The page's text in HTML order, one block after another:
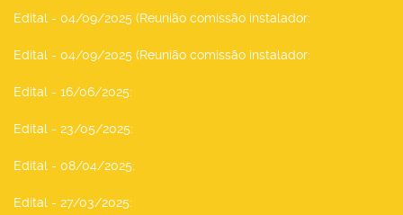
Edital - 04/09/2025 (Reunião comissão instalador:
Edital - 04/09/2025 (Reunião comissão instalador:
Edital - 16/06/2025:
Edital - 23/05/2025:
Edital - 08/04/2025:
Edital - 27/03/2025: